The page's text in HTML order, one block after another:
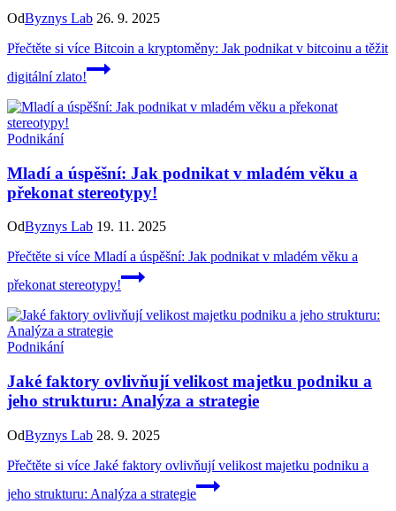
OdByznys Lab 26. 9. 2025
Přečtěte si více Bitcoin a kryptoměny: Jak podnikat v bitcoinu a těžit
digitální zlato!
Podnikání
Mladí a úspěšní: Jak podnikat v mladém věku a
překonat stereotypy!
OdByznys Lab 19. 11. 2025
Přečtěte si více Mladí a úspěšní: Jak podnikat v mladém věku a
překonat stereotypy!
Podnikání
Jaké faktory ovlivňují velikost majetku podniku a
jeho strukturu: Analýza a strategie
OdByznys Lab 28. 9. 2025
Přečtěte si více Jaké faktory ovlivňují velikost majetku podniku a
jeho strukturu: Analýza a strategie